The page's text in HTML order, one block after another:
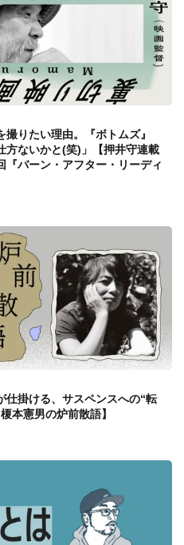
りたい理由。『ボトムズ』
方ないかと(笑)」【押井守連載
『バーン・アフター・リーディ
仕掛ける、サスペンスへの“転
本憲男の炉前散語】